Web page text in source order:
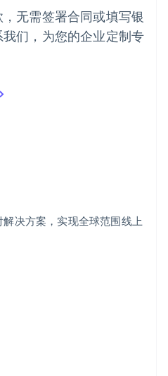
无需签署合同或填写银
们，为您的企业定制专
决方案，实现全球范围线上